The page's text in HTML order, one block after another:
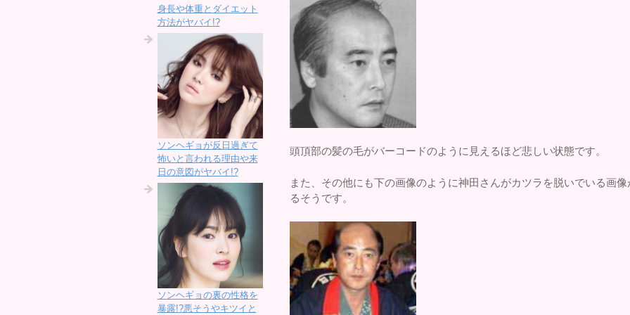
頭頂部の髪の毛がバーコードのように見えるほど悲しい状態です。
また、その他にも下の画像のように神田さんがカツラを脱いでいる画像
るそうです。
身長や体重とダイエット
方法がヤバイ!?
ソンヘギョが反日過ぎて
怖いと言われる理由や来
日の意図がヤバイ!?
ソンヘギョの裏の性格を
暴露!?悪そうやキツイと